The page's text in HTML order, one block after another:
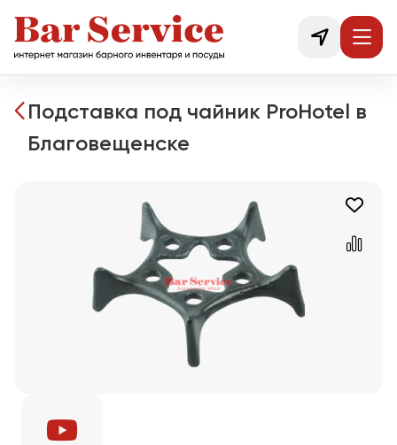
Подставка под чайник ProHotel в
Благовещенске